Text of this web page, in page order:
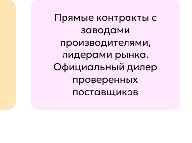
Прямые контракты с
заводами
производителями,
лидерами рынка.
Официальный дилер
проверенных
поставщиков